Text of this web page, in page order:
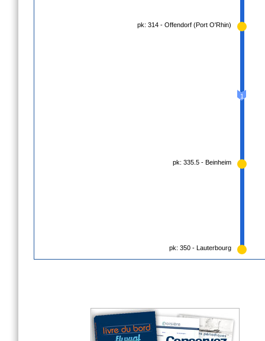
pk: 314 - Offendorf (Port O'Rhin)
1
pk: 335.5 - Beinheim
pk: 350 - Lauterbourg